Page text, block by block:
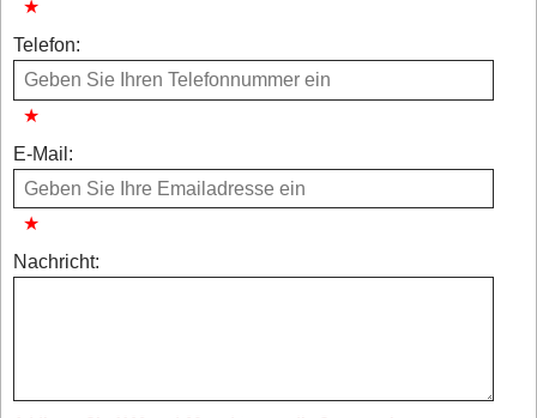
Telefon:
E-Mail:
Nachricht: